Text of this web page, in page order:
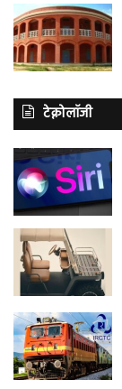
टेक्नोलॉजी